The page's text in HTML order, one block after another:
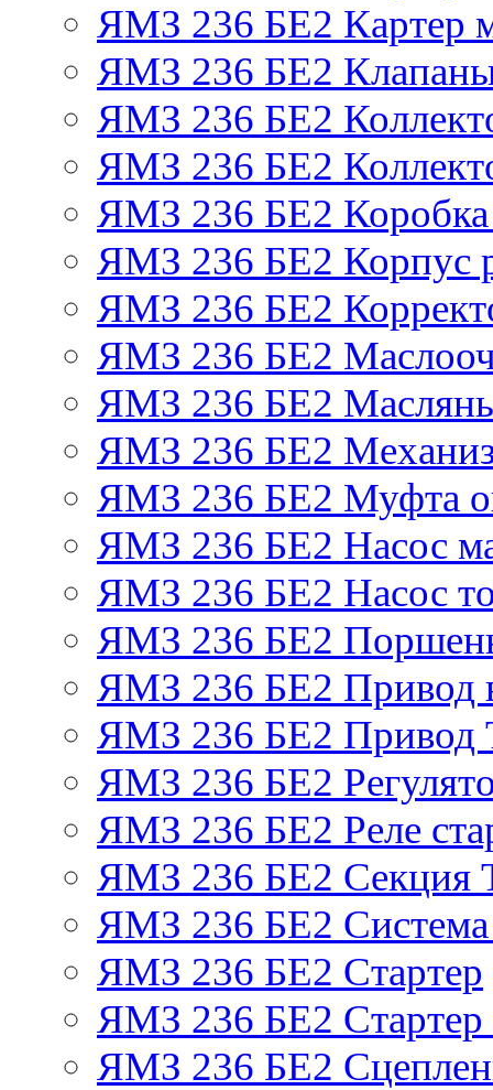
ЯМЗ 236 БЕ2 Картер
ЯМЗ 236 БЕ2 Клапаны
ЯМЗ 236 БЕ2
ЯМЗ 236 БЕ2
ЯМЗ 236 БЕ2 Коробка
ЯМЗ 236 БЕ2 Корпус
ЯМЗ 236 БЕ2
ЯМЗ 236 БЕ2
ЯМЗ 236 БЕ2
ЯМЗ 236 БЕ2
ЯМЗ 236 БЕ2 Муфта
ЯМЗ 236 БЕ2 Насос
ЯМЗ 236 БЕ2 Насос
ЯМЗ 236 БЕ2
ЯМЗ 236 БЕ2 Привод
ЯМЗ 236 БЕ2
ЯМЗ 236 БЕ2
ЯМЗ 236 БЕ2 Реле
ЯМЗ 236 БЕ2
ЯМЗ 236 БЕ2
ЯМЗ 236 БЕ2 Стартер
ЯМЗ 236 БЕ2 Стартер
ЯМЗ 236 БЕ2